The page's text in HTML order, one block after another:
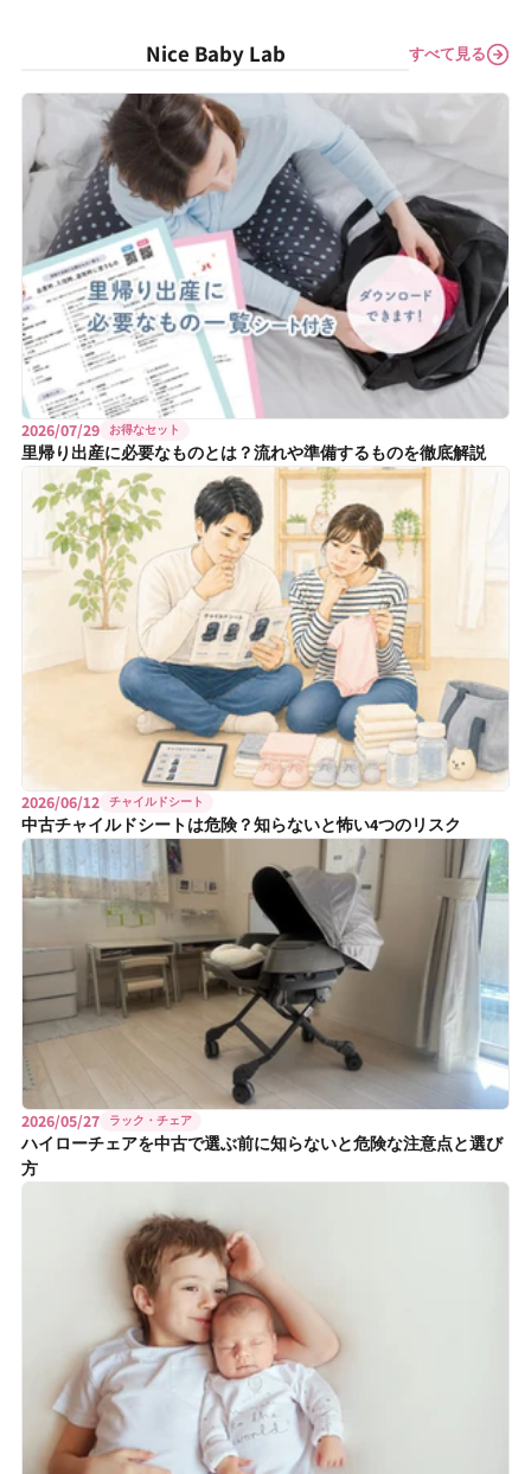
Nice Baby Lab すべて見る
2026/07/29 お得なセット
里帰り出産に必要なものとは？流れや準備するものを徹底解説
2026/06/12 チャイルドシート
中古チャイルドシートは危険？知らないと怖い4つのリスク
2026/05/27 ラック・チェア
ハイローチェアを中古で選ぶ前に知らないと危険な注意点と選び
方